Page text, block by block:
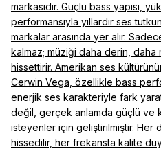
markasıdır. Güçlü bass yapısı,
performansıyla yıllardır ses
markalar arasında yer alır.
kalmaz; müziği daha derin,
hissettirir. Amerikan ses
Cerwin Vega, özellikle bass
enerjik ses karakteriyle fark
değil, gerçek anlamda güçlü ve
isteyenler için geliştirilmiştir. Her
hissedilir, her frekansta kalite